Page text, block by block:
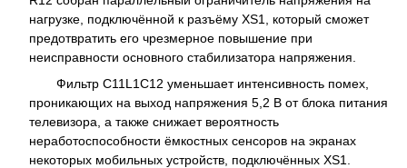
нагрузке, подключённой к разъёму XS1, который сможет
предотвратить его чрезмерное повышение при
неисправности основного стабилизатора напряжения.
Фильтр C11L1C12 уменьшает интенсивность помех,
проникающих на выход напряжения 5,2 В от блока питания
телевизора, а также снижает вероятность
неработоспособности ёмкостных сенсоров на экранах
некоторых мобильных устройств, подключённых XS1.